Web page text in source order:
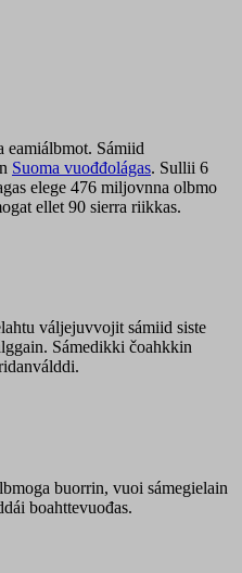
eamiálbmot. Sámiid
Suoma vuođđolágas. Sullii 6
elege 476 miljovnna olbmo
ellet 90 sierra riikkas.
váljejuvvojit sámiid siste
Sámedikki čoahkkin
buorrin, vuoi sámegielain
boahttevuođas.